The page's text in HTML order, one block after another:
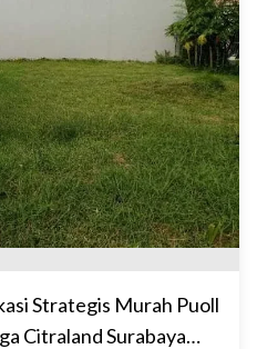
Strategis Murah Puoll